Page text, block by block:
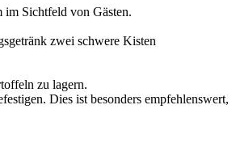
im Sichtfeld von Gästen.
zwei schwere Kisten
zu lagern.
Dies ist besonders empfehlenswert,